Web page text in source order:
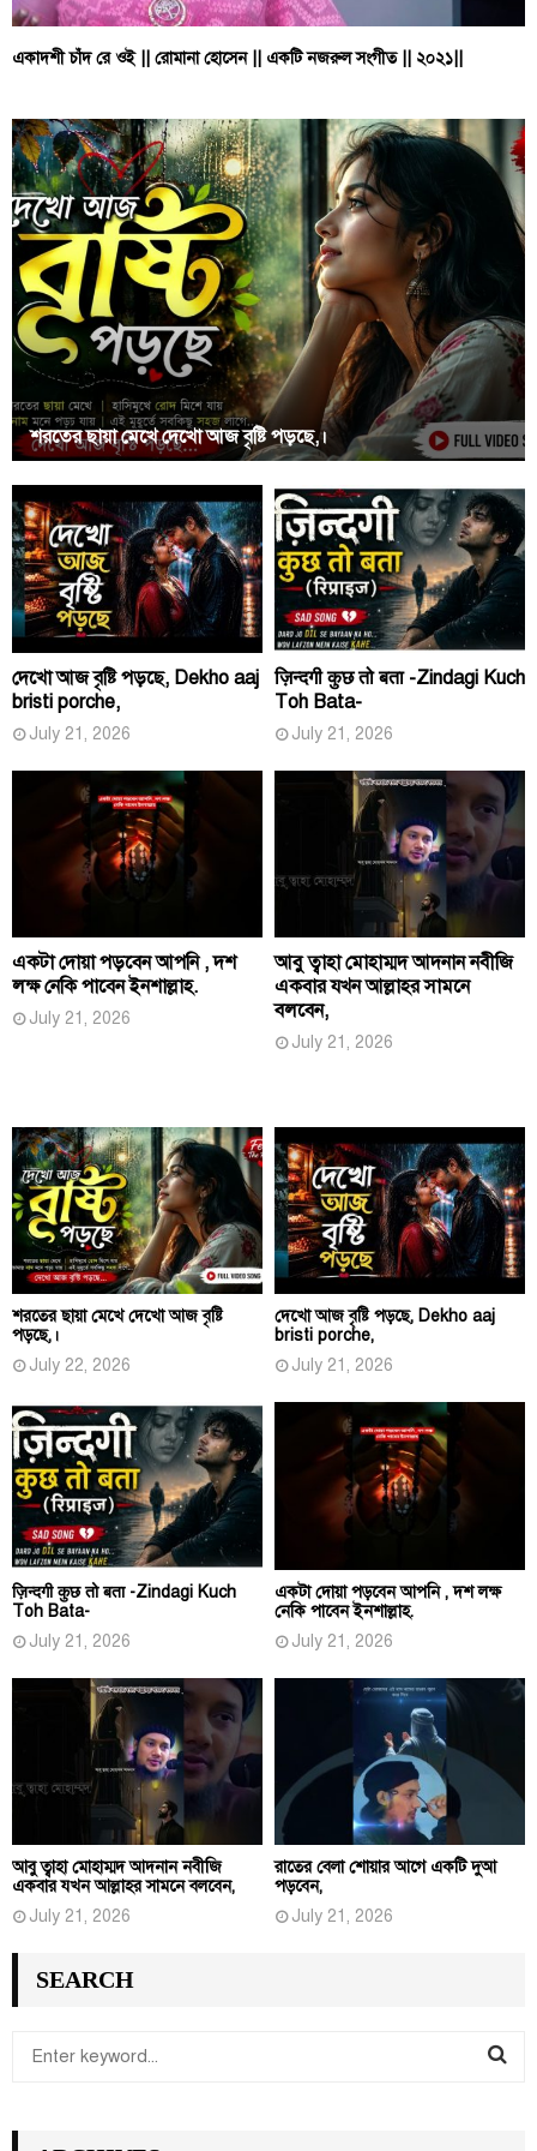
একাদশী চাঁদ রে ওই || রোমানা হোসেন || একটি নজরুল সংগীত || ২০২১||
শরতের ছায়া মেখে দেখো আজ বৃষ্টি পড়ছে,।
দেখো আজ বৃষ্টি পড়ছে, Dekho aaj
bristi porche,
July 21, 2026
ज़िन्दगी कुछ तो बता -Zindagi Kuch
Toh Bata-
July 21, 2026
একটা দোয়া পড়বেন আপনি , দশ
লক্ষ নেকি পাবেন ইনশাল্লাহ.
July 21, 2026
আবু ত্বাহা মোহাম্মদ আদনান নবীজি
একবার যখন আল্লাহর সামনে
বলবেন,
July 21, 2026
শরতের ছায়া মেখে দেখো আজ বৃষ্টি
পড়ছে,।
July 22, 2026
দেখো আজ বৃষ্টি পড়ছে, Dekho aaj
bristi porche,
July 21, 2026
ज़िन्दगी कुछ तो बता -Zindagi Kuch
Toh Bata-
July 21, 2026
একটা দোয়া পড়বেন আপনি , দশ লক্ষ
নেকি পাবেন ইনশাল্লাহ.
July 21, 2026
আবু ত্বাহা মোহাম্মদ আদনান নবীজি
একবার যখন আল্লাহর সামনে বলবেন,
July 21, 2026
রাতের বেলা শোয়ার আগে একটি দুআ
পড়বেন,
July 21, 2026
SEARCH
r